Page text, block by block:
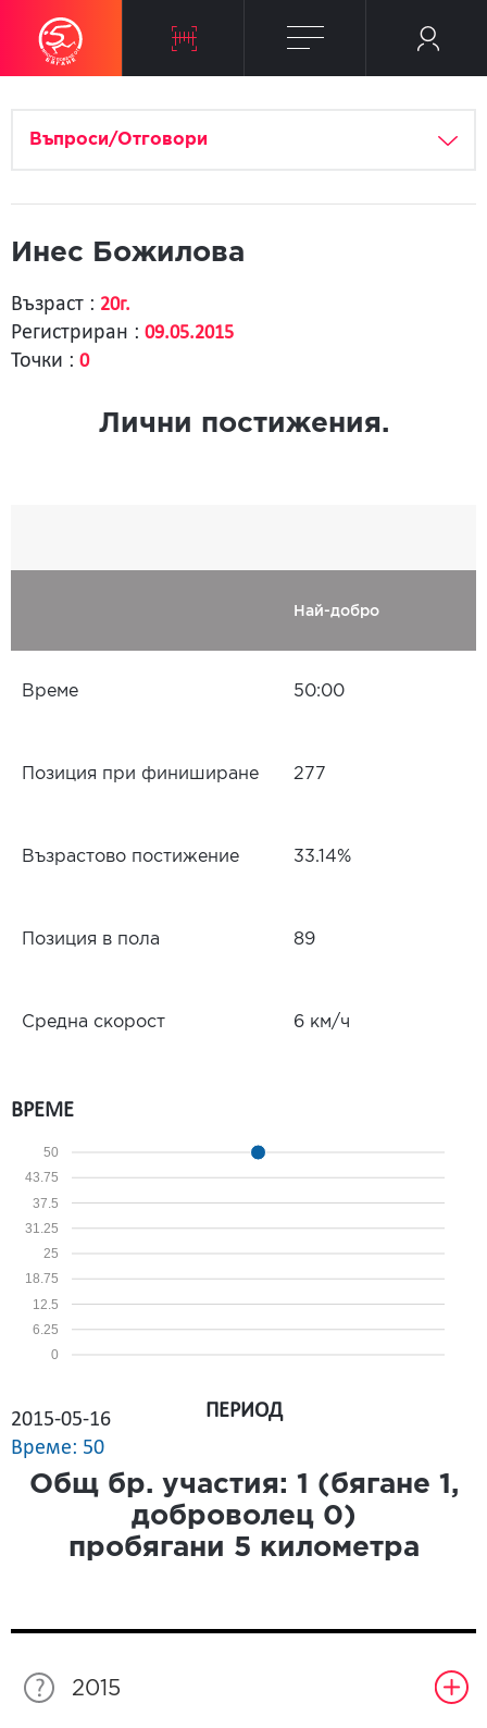
Въпроси/Отговори
Инес Божилова
Възраст : 20г.
Регистриран : 09.05.2015
Точки : 0
Лични постижения.
Най-добро
Време 50:00
Позиция при финиширане 277
Възрастово постижение 33.14%
Позиция в пола 89
Средна скорост 6 км/ч
ВРЕМЕ
0
6.25
12.5
18.75
25
31.25
37.5
43.75
50
2015-05-16
Време: 50
ПЕРИОД
Общ бр. участия: 1 (бягане 1 ,
доброволец 0)
пробягани 5 километра
2015